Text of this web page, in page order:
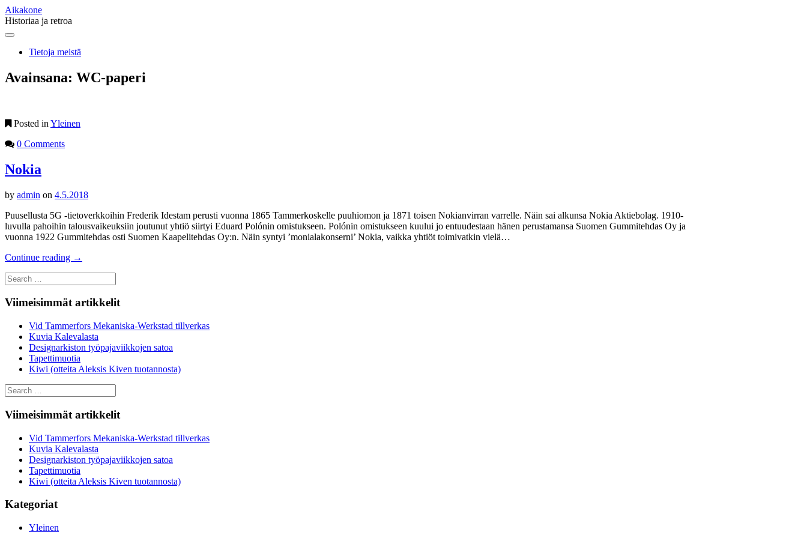
Aikakone
Historiaa ja retroa
Main
Skip
contentTietoja meistä
Avainsana: WC-paperi
Posted in Yleinen
0 Comments
Nokia
by admin on 4.5.2018
Puusellusta 5G -tietoverkkoihin Frederik Idestam perusti vuonna 1865 Tammerkoskelle puuhiomon ja 1871 toisen Nokianvirran varrelle. Näin sai alkunsa Nokia Aktiebolag. 1910-
luvulla pahoihin talousvaikeuksiin joutunut yhtiö siirtyi Eduard Polónin omistukseen. Polónin omistukseen kuului jo entuudestaan hänen perustamansa Suomen Gummitehdas Oy ja
vuonna 1922 Gummitehdas osti Suomen Kaapelitehdas Oy:n. Näin syntyi ’monialakonserni’ Nokia, vaikka yhtiöt toimivatkin vielä…
Continue reading →
Search
for:
Viimeisimmät artikkelit
Vid Tammerfors Mekaniska-Werkstad tillverkas
Kuvia Kalevalasta
Designarkiston työpajaviikkojen satoa
Tapettimuotia
Kiwi (otteita Aleksis Kiven tuotannosta)
Search
for:
Viimeisimmät artikkelit
Vid Tammerfors Mekaniska-Werkstad tillverkas
Kuvia Kalevalasta
Designarkiston työpajaviikkojen satoa
Tapettimuotia
Kiwi (otteita Aleksis Kiven tuotannosta)
Kategoriat
Yleinen